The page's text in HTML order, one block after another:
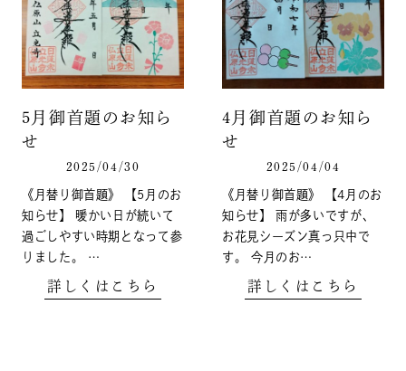
5月御首題のお知ら
せ
2025/04/30
《月替り御首題》 【5月のお
知らせ】 暖かい日が続いて
過ごしやすい時期となって参
りました。 …
詳しくはこちら
4月御首題のお知ら
せ
2025/04/04
《月替り御首題》 【4月のお
知らせ】 雨が多いですが、
お花見シーズン真っ只中で
す。 今月のお…
詳しくはこちら